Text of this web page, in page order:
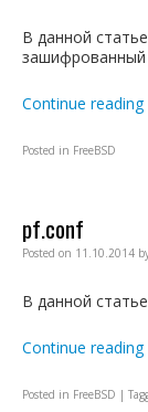
В данной
зашифрованный
Continue reading
Posted in FreeBSD
pf.conf
Posted on 11.10.2014
В данной
Continue reading
Posted in FreeBSD |